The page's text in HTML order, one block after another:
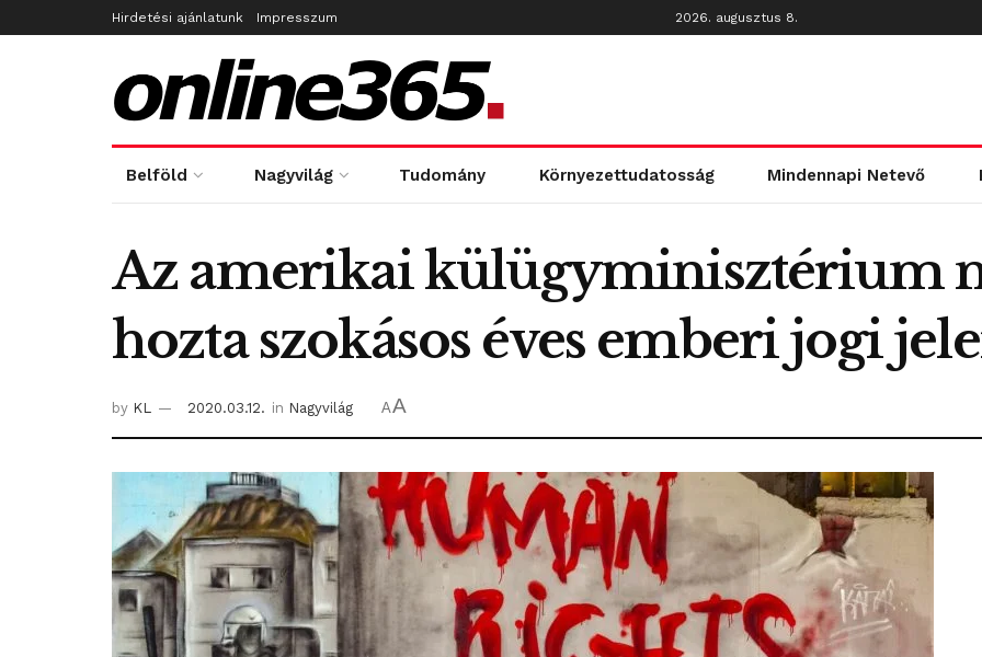
Hirdetési ajánlatunk Impresszum 2026. augusztus 8.
Belföld Nagyvilág Tudomány Környezettudatosság Mindennapi Netevő
Az amerikai külügyminisztérium
hozta szokásos éves emberi jogi
by KL 2020.03.12. in Nagyvilág AA